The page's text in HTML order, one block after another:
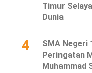
Timur
Dunia
4
SMA Negeri
Peringatan
Muhammad